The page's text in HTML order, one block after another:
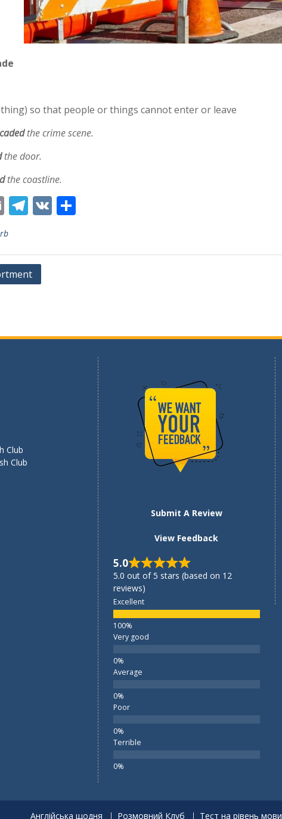
so that people or things cannot enter or leave
the crime scene.
the door.
the coastline.
E
m
ai
l
T
gr
a
V
e
Club
Club
Submit A Review
View Feedback
5.0
5.0 out of 5 stars (based on 12
reviews)
Excellent
Very good
Average
Poor
Terrible
Англійська щодня Розмовний Клуб Тест на рівень мови